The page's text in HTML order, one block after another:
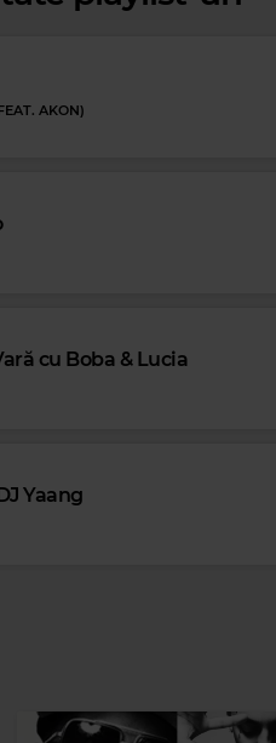
E POVERI
AKON)
cu Boba & Lucia
Yaang